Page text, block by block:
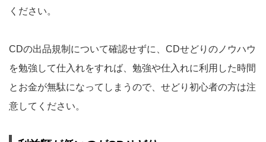
ください。
CDの出品規制について確認せずに、CDせどりのノウハウ
を勉強して仕入れをすれば、勉強や仕入れに利用した時間
とお金が無駄になってしまうので、せどり初心者の方は注
意してください。